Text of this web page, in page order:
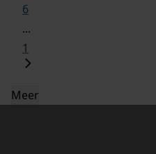
6
...
1
Meer